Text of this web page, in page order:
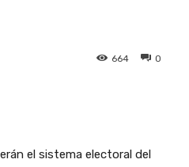
0
664
el sistema electoral del